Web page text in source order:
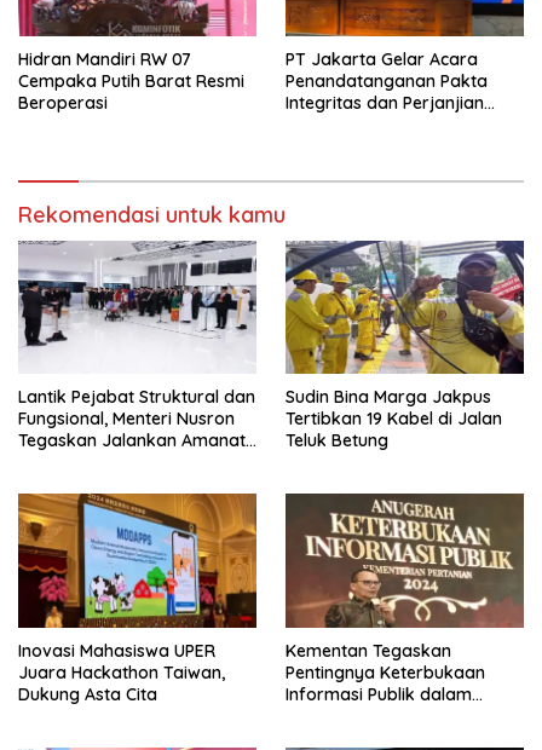
Hidran Mandiri RW 07
Cempaka Putih Barat Resmi
Beroperasi
PT Jakarta Gelar Acara
Penandatanganan Pakta
Integritas dan Perjanjian
Rekomendasi untuk kamu
Lantik Pejabat Struktural dan
Fungsional, Menteri Nusron
Tegaskan Jalankan Amanat
Sudin Bina Marga Jakpus
Tertibkan 19 Kabel di Jalan
Teluk Betung
Inovasi Mahasiswa UPER
Juara Hackathon Taiwan,
Dukung Asta Cita
Kementan Tegaskan
Pentingnya Keterbukaan
Informasi Publik dalam